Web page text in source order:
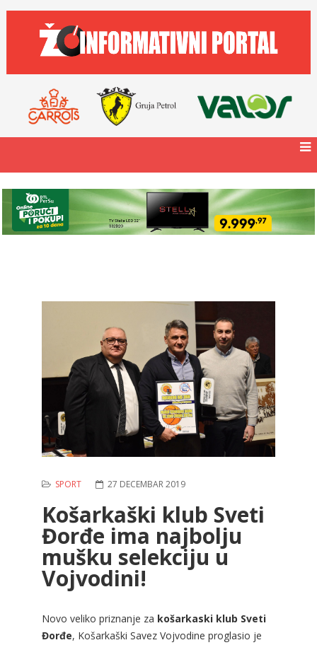
SPORT 27 DECEMBAR 2019
Košarkaški klub Sveti
Đorđe ima najbolju
mušku selekciju u
Vojvodini!
Novo veliko priznanje za košarkaski klub Sveti
Đorđe, Košarkaški Savez Vojvodine proglasio je